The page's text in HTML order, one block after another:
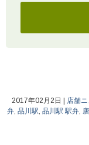
2017年02月2日 店舗
弁, 品川駅, 品川駅 駅弁,